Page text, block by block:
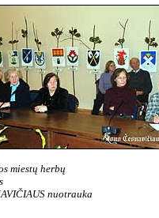
miestų herbų
nuotrauka